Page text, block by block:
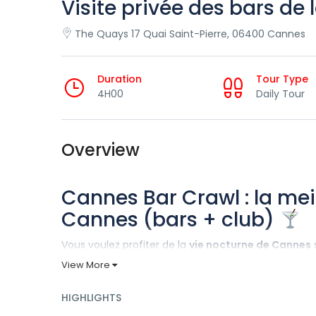
Visite privée des bars de
The Quays 17 Quai Saint-Pierre, 06400 Cannes
Duration
4H00
Tour Type
Daily Tour
Overview
Cannes Bar Crawl : la
Cannes (bars + club)
Vous voulez profiter de la vie nocturne de Cannes
vous retrouver dans les mauvais endroits ? Avec
Comment cela
View More
HIGHLIGHTS